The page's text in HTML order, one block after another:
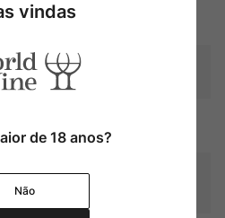
Brancos
vindas
de 18 anos?
Não